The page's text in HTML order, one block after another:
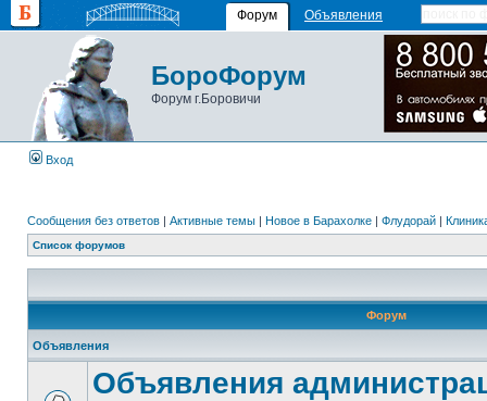
Форум Объявления
БороФорум
Форум г.Боровичи
Вход
Сообщения без ответов | Активные темы | Новое в Барахолке | Флудорай |
Список форумов
Форум
Объявления
Объявления